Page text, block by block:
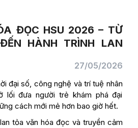
ĐỌC HSU 2026 – TỪ
HÀNH TRÌNH LAN
27/05/2026
đại số, công nghệ và trí tuệ nhân
lối đưa người trẻ khám phá đại
cách mới mẻ hơn bao giờ hết.
tỏa văn hóa đọc và truyền cảm